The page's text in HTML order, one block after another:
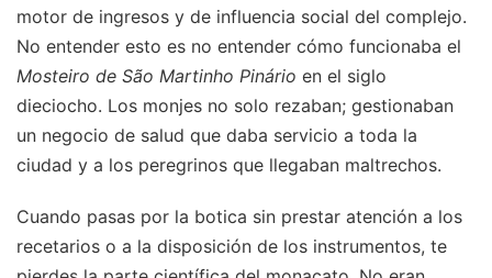
motor de ingresos y de influencia social del complejo.
No entender esto es no entender cómo funcionaba el
Mosteiro de São Martinho Pinário en el siglo
dieciocho. Los monjes no solo rezaban; gestionaban
un negocio de salud que daba servicio a toda la
ciudad y a los peregrinos que llegaban maltrechos.
Cuando pasas por la botica sin prestar atención a los
recetarios o a la disposición de los instrumentos, te